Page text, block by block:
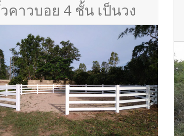
คาวบอย 4 ชั้น เป็นวง